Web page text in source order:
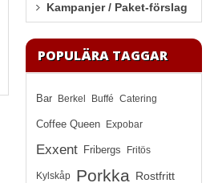
Kampanjer / Paket-förslag
POPULÄRA TAGGAR
Bar Berkel Buffé Catering
Coffee Queen Expobar
Exxent Fribergs Fritös
Kylskåp Porkka Rostfritt